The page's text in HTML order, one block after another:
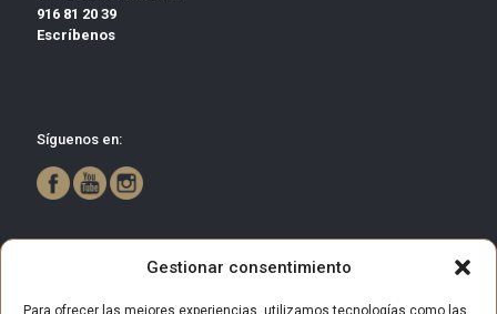
Gestionar consentimiento
Para ofrecer las mejores experiencias, utilizamos tecnologías como las
916 81 20 39
Escríbenos
Síguenos en: